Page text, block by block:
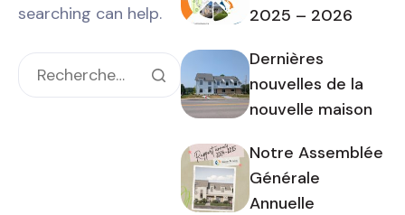
searching can help.
2025 – 2026
Dernières
nouvelles de la
nouvelle maison
Notre Assemblée
Générale
Annuelle